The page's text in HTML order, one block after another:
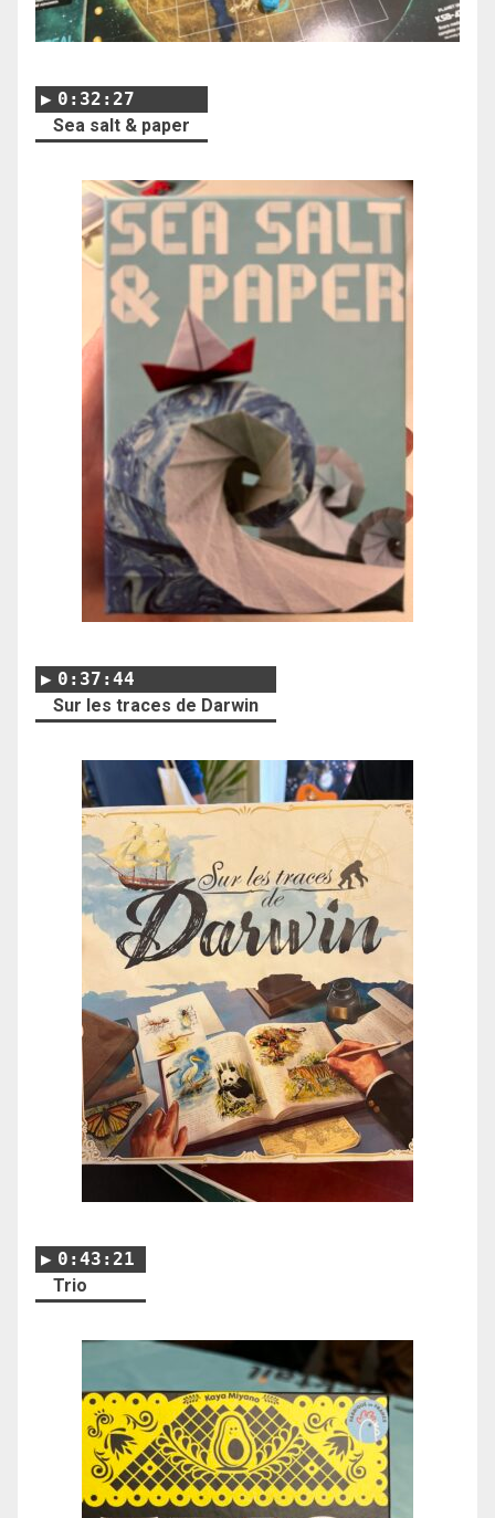
0:32:27
Sea salt & paper
0:37:44
Sur les traces de Darwin
0:43:21
Trio